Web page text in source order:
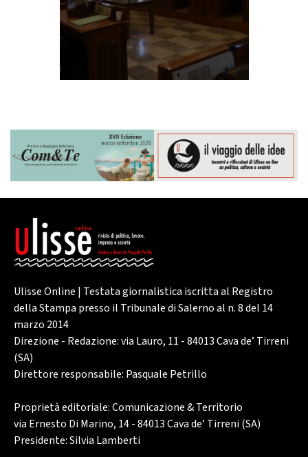
Ulisse Online | Testata giornalistica iscritta al Registro
della Stampa presso il Tribunale di Salerno al n. 8 del 14
marzo 2014
Direzione - Redazione: via Lauro, 11 - 84013 Cava de’ Tirreni
(SA)
Direttore responsabile: Pasquale Petrillo
Proprietà editoriale: Comunicazione & Territorio
via Ernesto Di Marino, 14 - 84013 Cava de’ Tirreni (SA)
Presidente: Silvia Lamberti